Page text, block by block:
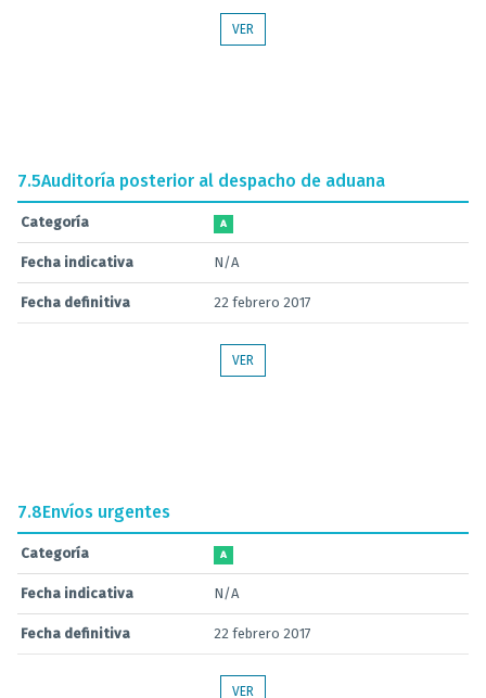
VER
7.5Auditoría posterior al despacho de aduana
Categoría A
Fecha indicativa N/A
Fecha definitiva 22 febrero 2017
VER
7.8Envíos urgentes
Categoría A
Fecha indicativa N/A
Fecha definitiva 22 febrero 2017
VER